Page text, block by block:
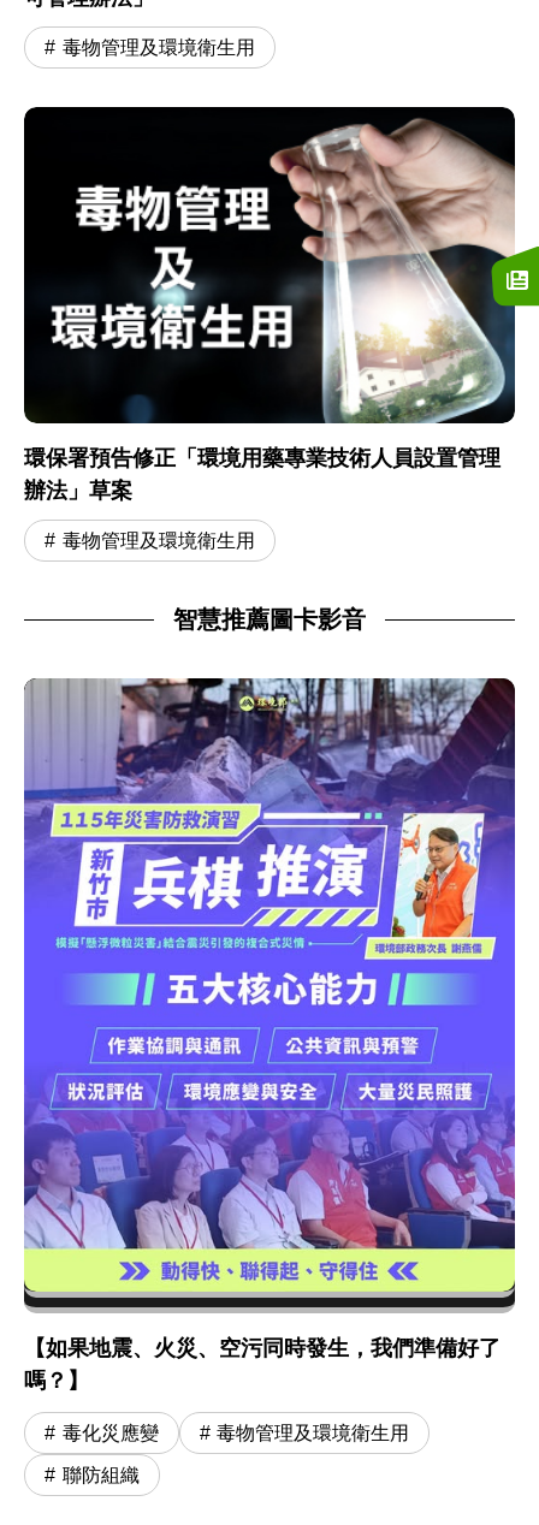
毒物管理及環境衛生用
環保署預告修正「環境用藥專業技術人員設置管理
辦法」草案
毒物管理及環境衛生用
智慧推薦圖卡影音
【如果地震、火災、空污同時發生，我們準備好了
嗎？】
毒化災應變 毒物管理及環境衛生用
聯防組織